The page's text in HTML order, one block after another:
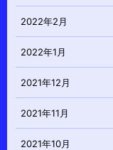
2022年2月
2022年1月
2021年12月
2021年11月
2021年10月